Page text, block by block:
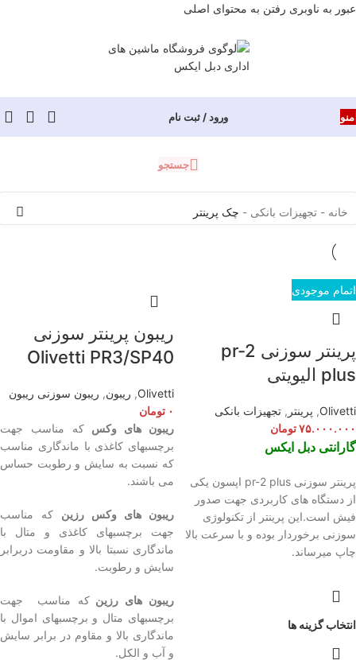
عبور به ناوبری رفتن به محتوای اصلی
منو ورود / ثبت نام
جستجو
خانه - تجهیزات بانکی - چک پرینتر
اتمام موجودی
پرینتر سوزنی pr-2
plus الیویتی
Olivetti
, پرینتر , تجهیزات بانکی
۷۵.۰۰۰.۰۰۰تومان
گارانتی دبل ایکس
پرینتر سوزنی pr-2 plus اپسون یکی
از دستگاه های کاربردی جهت صدور
فیش است.این پرینتر از تکنولوژی
سوزنی برخوردار بوده و با سرعت بالا
چاپ میرساند.
انتخاب گزینه ها
ریبون پرینتر سوزنی
Olivetti PR3/SP40
Olivetti
, ریبون, ریبون سوزنی ریبون
۰ تومان
ریبون های وکس که مناسب جهت
برچسبهای کاغذی با ماندگاری مناسب
که نسبت به سایش و رطوبت حساس
می باشند.
ریبون های وکس رزین که مناسب
جهت برچسبهای کاغذی و متال با
ماندگاری نسبتا بالا و مقاومت دربرابر
سایش و رطوبت.
ریبون های رزینکه مناسب جهت
برچسبهای متال و برچسبهای اموال با
ماندگاری بالا و مقاوم در برابر سایش
و آب و الکل.